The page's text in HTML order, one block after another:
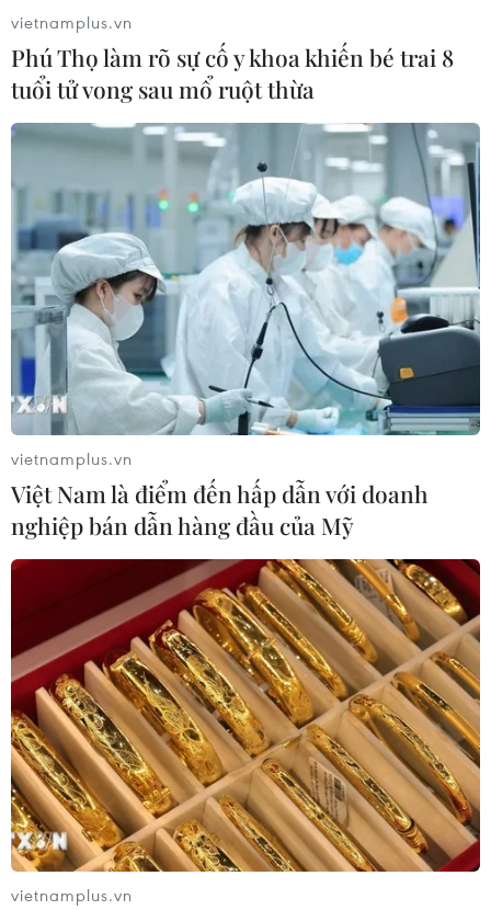
TIN CÙNG CHUYÊN MỤC
Cơ cấu lại vốn nhà nước tại doanh
nghiệp gắn với mục tiêu tăng trưởng
hai con số
07/08/2026 13:16
vietnamplus.vn
Phú Thọ làm rõ sự cố y khoa khiến bé trai 8
tuổi tử vong sau mổ ruột thừa
vietnamplus.vn
Việt Nam là điểm đến hấp dẫn với doanh
nghiệp bán dẫn hàng đầu của Mỹ
vietnamplus.vn